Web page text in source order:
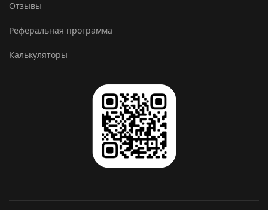
Отзывы
Реферальная программа
Калькуляторы